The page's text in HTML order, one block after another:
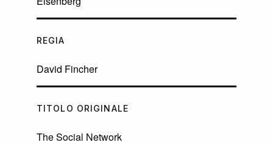
REGIA
David Fincher
TITOLO ORIGINALE
The Social Network